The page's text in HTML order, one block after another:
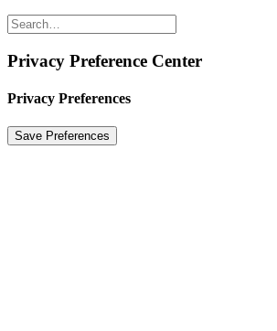
Privacy Preference Center
Privacy Preferences